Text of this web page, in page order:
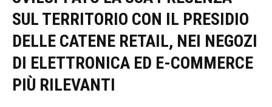
SUL TERRITORIO CON IL PRESIDIO
DELLE CATENE RETAIL, NEI NEGOZI
DI ELETTRONICA ED E-COMMERCE
PIÙ RILEVANTI